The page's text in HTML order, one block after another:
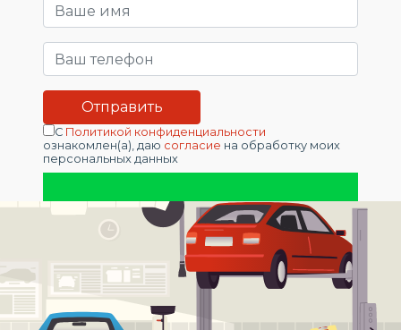
С Политикой конфиденциальности
ознакомлен(а), даю согласие на обработку моих
персональных данных